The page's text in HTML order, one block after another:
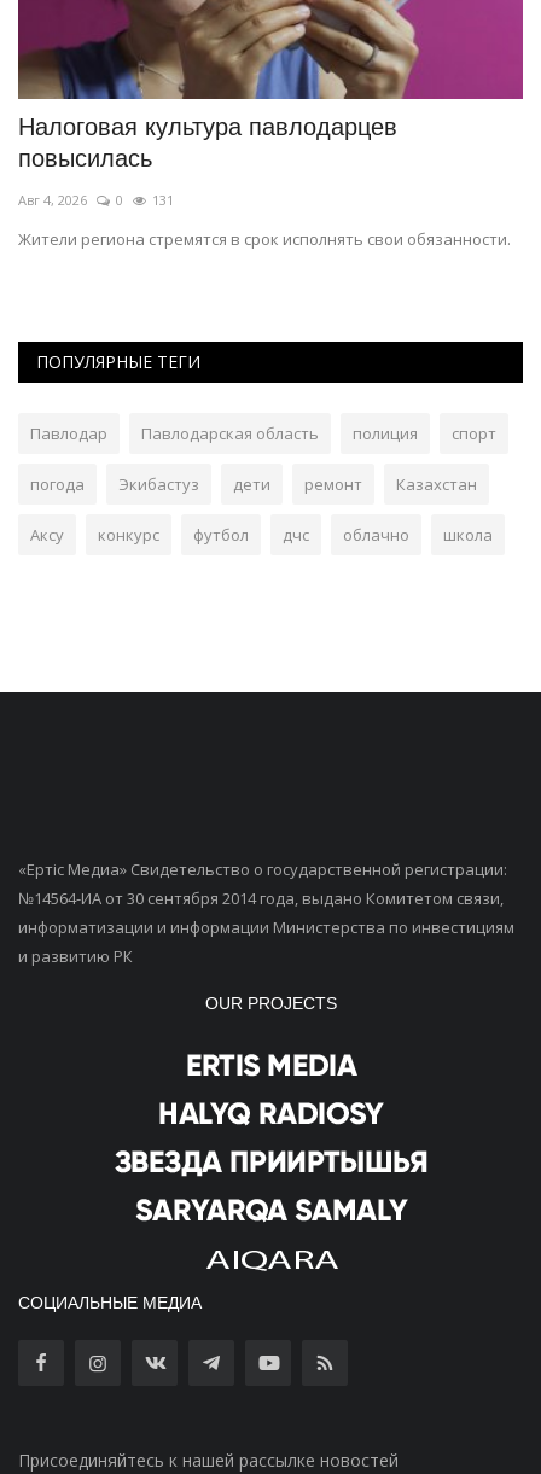
Налоговая культура павлодарцев
повысилась
Авг 4, 2026 0 131
Жители региона стремятся в срок исполнять свои обязанности.
ПОПУЛЯРНЫЕ ТЕГИ
Павлодар Павлодарская область полиция спорт
погода Экибастуз дети ремонт Казахстан
Аксу конкурс футбол дчс облачно школа
«Ертiс Медиа» Свидетельство о государственной регистрации:
№14564-ИА от 30 сентября 2014 года, выдано Комитетом связи,
информатизации и информации Министерства по инвестициям
и развитию РК
OUR PROJECTS
СОЦИАЛЬНЫЕ МЕДИА
Присоединяйтесь к нашей рассылке новостей